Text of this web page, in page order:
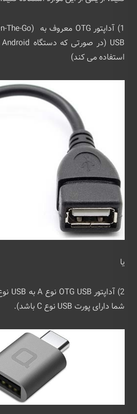
استفاده می کند)
یا
شما دارای پورت USB نوع C باشد).